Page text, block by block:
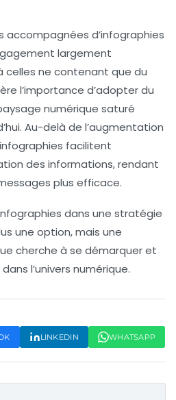
accompagnées d’infographies
largement
celles ne contenant que du
l’importance d’adopter du
numérique saturé
Au-delà de l’augmentation
infographies facilitent
des informations, rendant
plus efficace.
dans une stratégie
une option, mais une
cherche à se démarquer et
l’univers numérique.
LINKEDIN WHATSAPP